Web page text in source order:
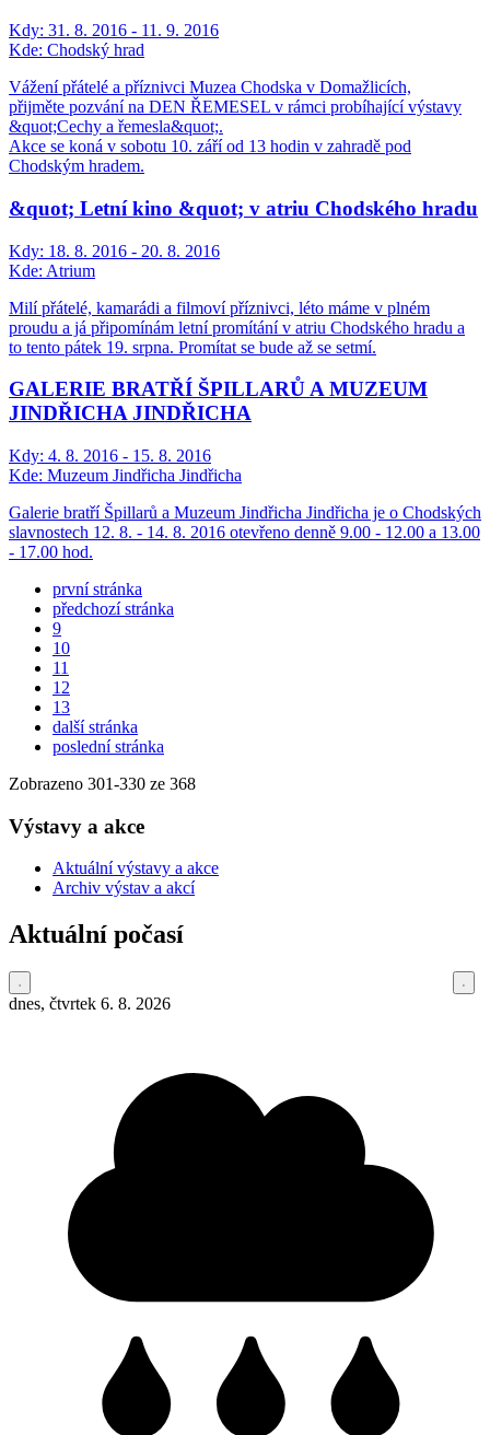
Kdy: 31. 8. 2016 - 11. 9. 2016
Kde: Chodský hrad
Vážení přátelé a příznivci Muzea Chodska v Domažlicích,
přijměte pozvání na DEN ŘEMESEL v rámci probíhající výstavy
&quot;Cechy a řemesla&quot;.
Akce se koná v sobotu 10. září od 13 hodin v zahradě pod
Chodským hradem.
&quot; Letní kino &quot; v atriu Chodského hradu
Kdy: 18. 8. 2016 - 20. 8. 2016
Kde: Atrium
Milí přátelé, kamarádi a filmoví příznivci, léto máme v plném
proudu a já připomínám letní promítání v atriu Chodského hradu a
to tento pátek 19. srpna. Promítat se bude až se setmí.
GALERIE BRATŘÍ ŠPILLARŮ A MUZEUM
JINDŘICHA JINDŘICHA
Kdy: 4. 8. 2016 - 15. 8. 2016
Kde: Muzeum Jindřicha Jindřicha
Galerie bratří Špillarů a Muzeum Jindřicha Jindřicha je o Chodských
slavnostech 12. 8. - 14. 8. 2016 otevřeno denně 9.00 - 12.00 a 13.00
- 17.00 hod.
první stránka
předchozí stránka
9
10
11
12
13
další stránka
poslední stránka
Zobrazeno 301-330 ze 368
Výstavy a akce
Aktuální výstavy a akce
Archiv výstav a akcí
Aktuální počasí
dnes, čtvrtek 6. 8. 2026